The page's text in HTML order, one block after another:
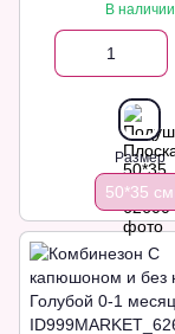
В наличии
Размер
50*35 см